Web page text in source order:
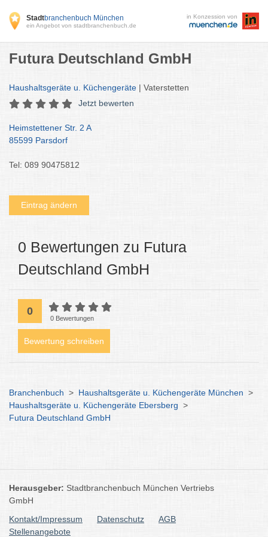
Stadtbranchenbuch München
ein Angebot von stadtbranchenbuch.de
in Konzession von
Futura Deutschland GmbH
Haushaltsgeräte u. Küchengeräte | Vaterstetten
Jetzt bewerten
Heimstettener Str. 2 A
85599 Parsdorf
Tel: 089 90475812
Eintrag ändern
0 Bewertungen zu Futura
Deutschland GmbH
0
0 Bewertungen
Bewertung schreiben
Branchenbuch > Haushaltsgeräte u. Küchengeräte München >
Haushaltsgeräte u. Küchengeräte Ebersberg >
Futura Deutschland GmbH
Herausgeber: Stadtbranchenbuch München Vertriebs
GmbH
Kontakt/Impressum
Datenschutz
AGB
Stellenangebote